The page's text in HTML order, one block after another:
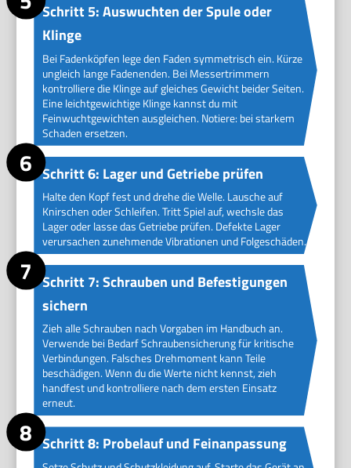
Schritt 5: Auswuchten der Spule oder
Klinge
Bei Fadenköpfen lege den Faden symmetrisch ein. Kürze
ungleich lange Fadenenden. Bei Messertrimmern
kontrolliere die Klinge auf gleiches Gewicht beider Seiten.
Eine leichtgewichtige Klinge kannst du mit
Feinwuchtgewichten ausgleichen. Notiere: bei starkem
Schaden ersetzen.
Schritt 6: Lager und Getriebe prüfen
Halte den Kopf fest und drehe die Welle. Lausche auf
Knirschen oder Schleifen. Tritt Spiel auf, wechsle das
Lager oder lasse das Getriebe prüfen. Defekte Lager
verursachen zunehmende Vibrationen und Folgeschäden.
Schritt 7: Schrauben und Befestigungen
sichern
Zieh alle Schrauben nach Vorgaben im Handbuch an.
Verwende bei Bedarf Schraubensicherung für kritische
Verbindungen. Falsches Drehmoment kann Teile
beschädigen. Wenn du die Werte nicht kennst, zieh
handfest und kontrolliere nach dem ersten Einsatz
erneut.
Schritt 8: Probelauf und Feinanpassung